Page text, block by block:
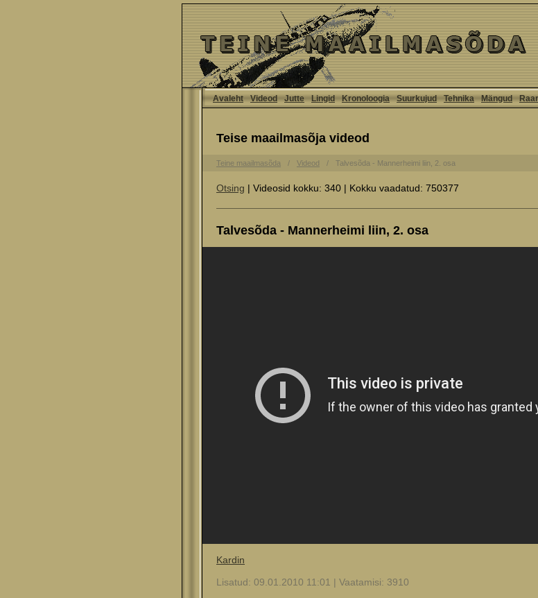
Avaleht Videod Jutte Lingid Kronoloogia Suurkujud Tehnika Mängud
Teise maailmasõja videod
Teine maailmasõda Videod Talvesõda - Mannerheimi liin, 2. osa
Otsing | Videosid kokku: 340 | Kokku vaadatud: 750377
Talvesõda - Mannerheimi liin, 2. osa
Kardin
Lisatud: 09.01.2010 11:01 | Vaatamisi: 3910